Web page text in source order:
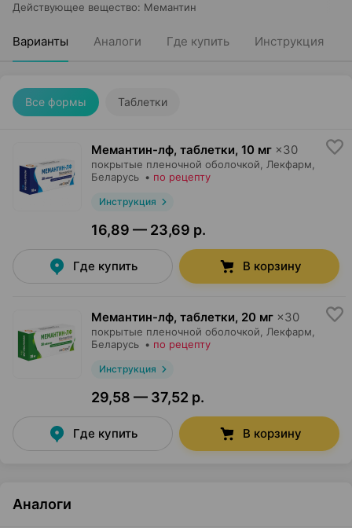
Действующее вещество: Мемантин
Варианты Аналоги Где купить Инструкция
Все формы Таблетки
Мемантин-лф, таблетки, 10 мг ×30
покрытые пленочной оболочкой, Лекфарм
Беларусь • по рецепту
Инструкция
16,89 — 23,69 р.
Где купить В корзину
Мемантин-лф, таблетки, 20 мг ×30
покрытые пленочной оболочкой, Лекфарм
Беларусь • по рецепту
Инструкция
29,58 — 37,52 р.
Где купить В корзину
Аналоги